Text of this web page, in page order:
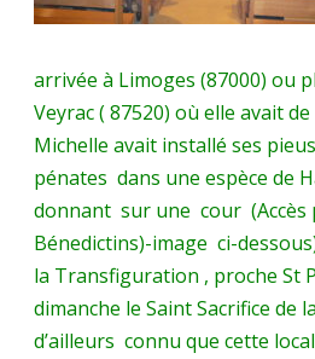
arrivée à Limoges (87000) ou
Veyrac ( 87520) où elle avait
Michelle avait installé ses
pénates dans une espèce de
donnant sur une cour (Accès
Bénedictins)-image ci-
la Transfiguration , proche St
dimanche le Saint Sacrifice de
d’ailleurs connu que cette